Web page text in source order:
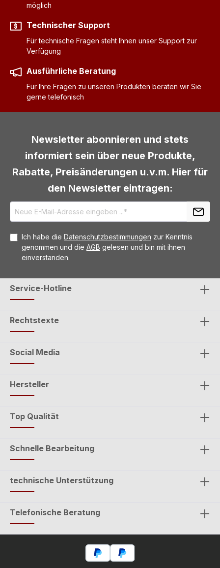
möglich
Technischer Support
Für technische Fragen steht Ihnen unser Support zur
Verfügung
Ausführliche Beratung
Für Ihre Fragen zu unseren Produkten beraten wir Sie
gerne telefonisch
Newsletter abonnieren und stets
informiert sein über neue Produkte,
Rabatte, Preisänderungen u.v.m. Hier für
den Newsletter eintragen:
Ich habe die Datenschutzbestimmungen zur Kenntnis
genommen und die AGB gelesen und bin mit ihnen
einverstanden.
Service-Hotline
Rechtstexte
Social Media
Hersteller
Top Qualität
Schnelle Bearbeitung
technische Unterstützung
Telefonische Beratung